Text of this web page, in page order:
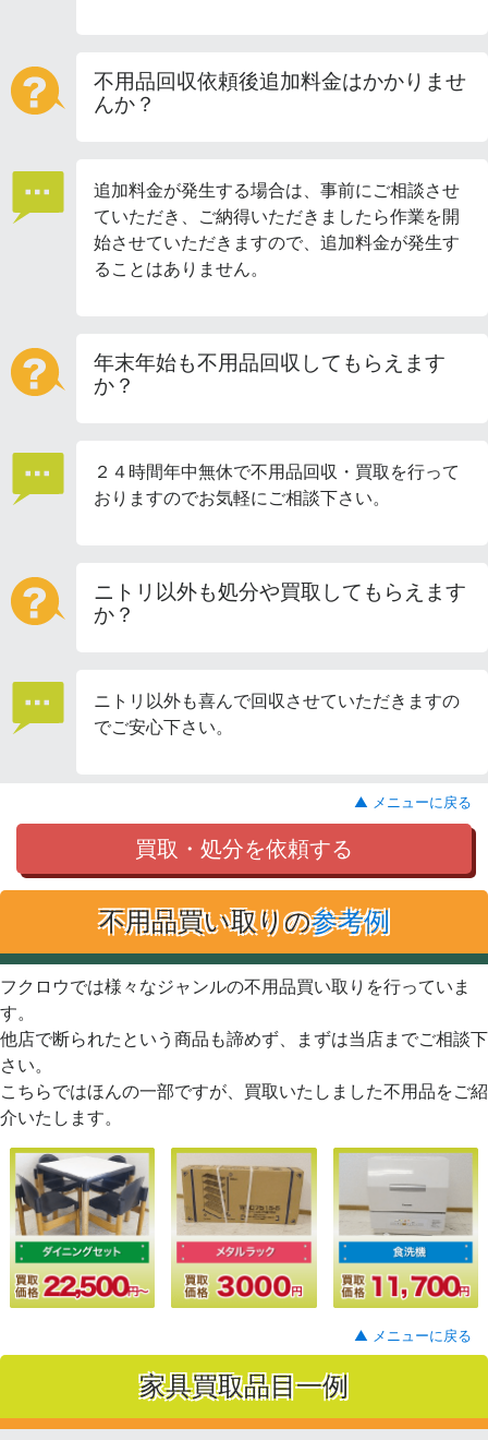
不用品回収依頼後追加料金はかかりませ
んか？
追加料金が発生する場合は、事前にご相談させ
ていただき、ご納得いただきましたら作業を開
始させていただきますので、追加料金が発生す
ることはありません。
年末年始も不用品回収してもらえます
か？
２４時間年中無休で不用品回収・買取を行って
おりますのでお気軽にご相談下さい。
ニトリ以外も処分や買取してもらえます
か？
ニトリ以外も喜んで回収させていただきますの
でご安心下さい。
▲ メニューに戻る
買取・処分を依頼する
不用品買い取りの参考例
フクロウでは様々なジャンルの不用品買い取りを行っていま
す。
他店で断られたという商品も諦めず、まずは当店までご相談下
さい。
こちらではほんの一部ですが、買取いたしました不用品をご紹
介いたします。
▲ メニューに戻る
家具買取品目一例